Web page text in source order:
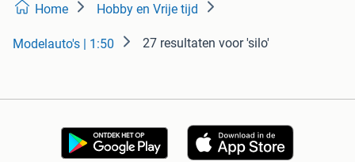
Home Hobby en Vrije tijd
Modelauto's | 1:50 27 resultaten voor 'silo'